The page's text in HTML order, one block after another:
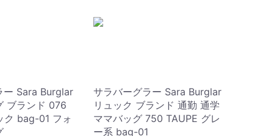
ー Sara Burglar
ブランド 076
ク bag-01 フォ
サラバーグラー Sara Burglar
リュック ブランド 通勤 通学
ママバッグ 750 TAUPE グレ
ー系 bag-01